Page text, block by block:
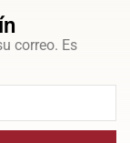
correo. Es